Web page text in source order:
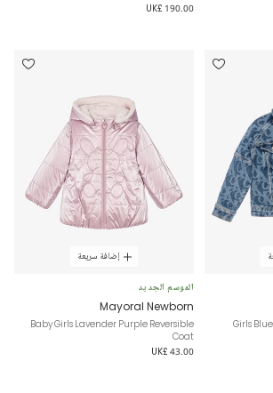
UK£ 190.00
Girls
إضافة سريعة
الموسم الجديد
Mayoral Newborn
Baby Girls Lavender Purple Reversible
Coat
UK£ 43.00